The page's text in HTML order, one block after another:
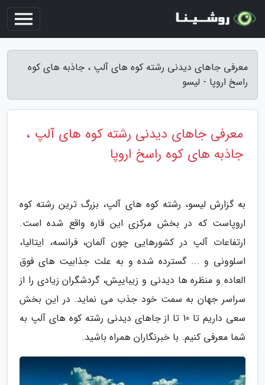
معرفی جاهای دیدنی رشته کوه های آلپ ، جاذبه های کوه
راسخ اروپا - لیسو
معرفی جاهای دیدنی رشته کوه های آلپ ،
جاذبه های کوه راسخ اروپا
به گزارش لیسو، رشته کوه های آلپ، بزرگ ترین رشته کوه
اروپاست که در بخش مرکزی این قاره واقع شده است.
ارتفاعات آلپ در کشورهایی چون آلمان، فرانسه، ایتالیا،
اسلوونی و ... گسترده شده و به علت جذابیت های فوق
العاده و منظره ها دیدنی و زیباییش، گردشگران زیادی را از
سراسر جهان به سمت خود جذب می نماید. در این بخش
سعی داریم تا 10 تا از جاهای دیدنی رشته کوه های آلپ به
شما معرفی کنیم. با خبرنگاران همراه باشید.